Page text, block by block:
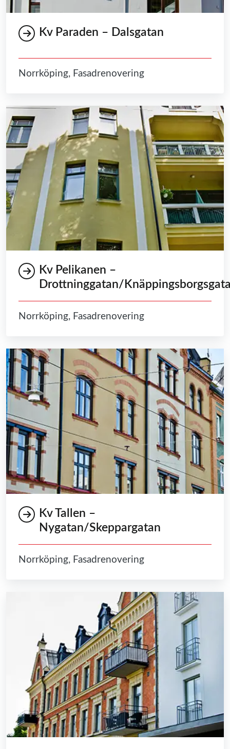
Kv Paraden – Dalsgatan
Norrköping, Fasadrenovering
Kv Pelikanen –
Drottninggatan/
Norrköping, Fasadrenovering
Kv Tallen –
Nygatan/Skeppargatan
Norrköping, Fasadrenovering